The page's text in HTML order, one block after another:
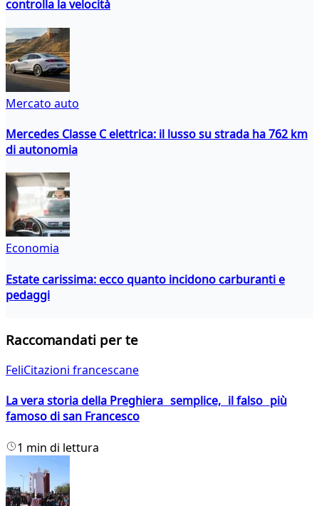
controlla la velocità
Mercato auto
Mercedes Classe C elettrica: il lusso su strada ha 762 km
di autonomia
Economia
Estate carissima: ecco quanto incidono carburanti e
pedaggi
Raccomandati per te
FeliCitazioni francescane
La vera storia della Preghiera semplice, il falso più
famoso di san Francesco
1 min di lettura